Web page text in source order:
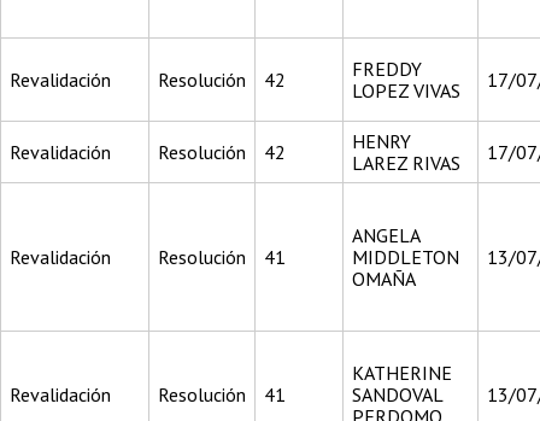
Revalidación Resolución 42
FREDDY
LOPEZ VIVAS
17/
Revalidación Resolución 42
HENRY
LAREZ RIVAS
17/
Revalidación Resolución 41
ANGELA
MIDDLETON
OMAÑA
13/
Revalidación Resolución 41
KATHERINE
SANDOVAL
13/